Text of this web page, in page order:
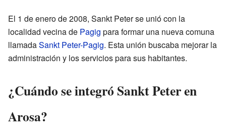
El 1 de enero de 2008, Sankt Peter se unió con la
localidad vecina de Pagig para formar una nueva comuna
llamadaSankt Peter-Pagig. Esta unión buscaba mejorar la
administración y los servicios para sus habitantes.
¿Cuándo se integró Sankt Peter en
Arosa?